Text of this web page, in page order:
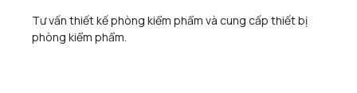
Tư vấn thiết kế phòng kiểm phẩm và cung cấp thiết bị
phòng kiểm phẩm.